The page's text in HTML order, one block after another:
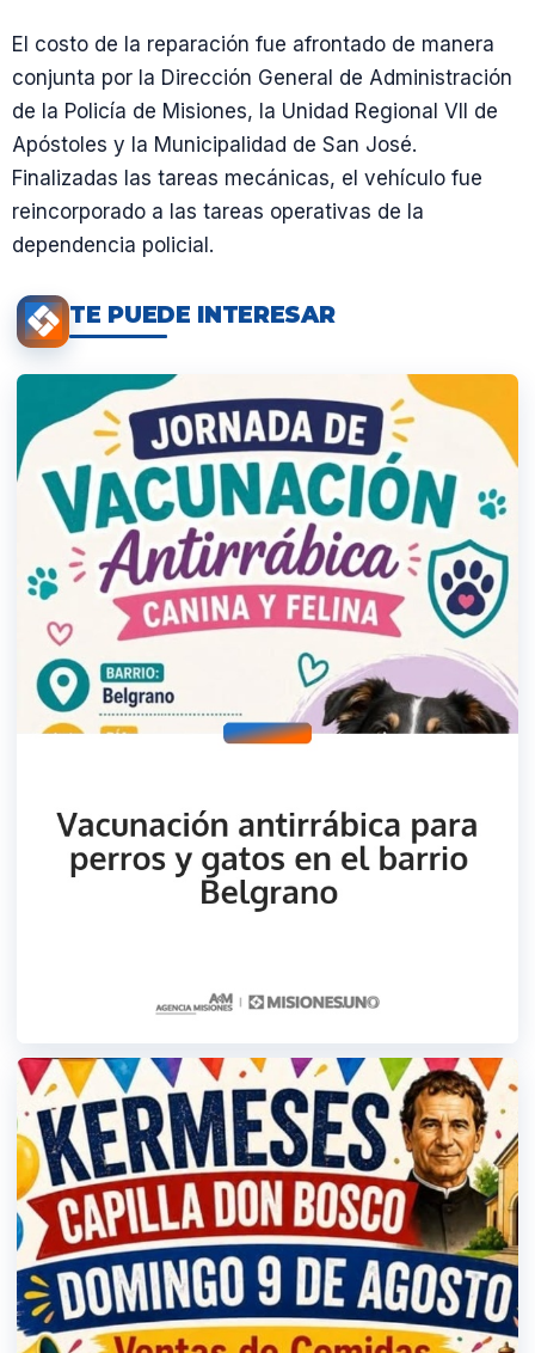
El costo de la reparación fue afrontado de manera
conjunta por la Dirección General de Administración
de la Policía de Misiones, la Unidad Regional VII de
Apóstoles y la Municipalidad de San José.
Finalizadas las tareas mecánicas, el vehículo fue
reincorporado a las tareas operativas de la
dependencia policial.
TE PUEDE INTERESAR